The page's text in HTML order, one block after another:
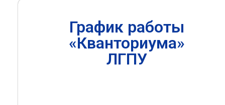
График работы
«Кванториума»
ЛГПУ